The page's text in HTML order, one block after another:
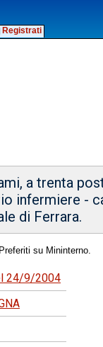
Registrati
a trenta
infermiere -
di Ferrara.
su Mininterno.
24/9/2004